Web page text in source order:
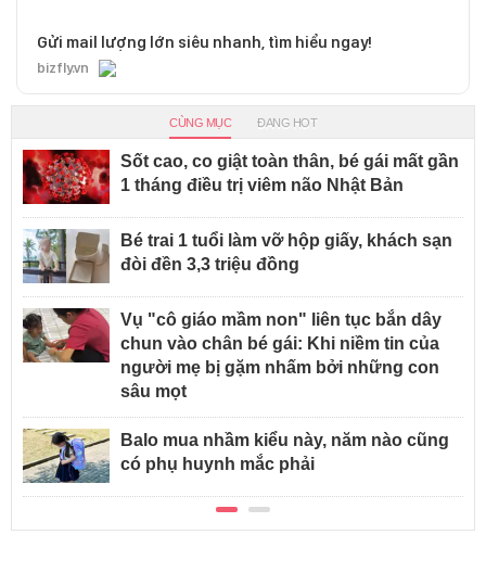
Gửi mail lượng lớn siêu nhanh, tìm hiểu ngay!
bizfly.vn
CÙNG MỤC ĐANG HOT
Sốt cao, co giật toàn thân, bé gái mất gần
1 tháng điều trị viêm não Nhật Bản
Bé trai 1 tuổi làm vỡ hộp giấy, khách sạn
đòi đền 3,3 triệu đồng
Vụ "cô giáo mầm non" liên tục bắn dây
chun vào chân bé gái: Khi niềm tin của
người mẹ bị gặm nhấm bởi những con
sâu mọt
Balo mua nhầm kiểu này, năm nào cũng
có phụ huynh mắc phải